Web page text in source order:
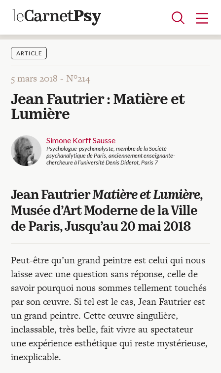
Articles
A la une
Adolescence
Dispositif
Enfance
Périnatalité
Psychanalyse
Psychopathologie
Soin
Dossiers
Auteurs
Blocs-notes
Recherches
Entretiens
Revues
Colloque
Mon panier
ARTICLE
5 mars 2018 -N°214
Jean Fautrier : Matière et
Lumière
Simone Korff Sausse
Psychologue-psychanalyste, membre de la Société
psychanalytique de Paris, anciennement enseignante-
chercheure à l’université Denis Diderot, Paris 7
Jean FautrierMatière et Lumière,
Musée d’Art Moderne de la Ville
de Paris, Jusqu’au 20 mai 2018
Peut-être qu’un grand peintre est celui qui nous
laisse avec une question sans réponse, celle de
savoir pourquoi nous sommes tellement touchés
par son œuvre. Si tel est le cas, Jean Fautrier est
un grand peintre. Cette œuvre singulière,
inclassable, très belle, fait vivre au spectateur
une expérience esthétique qui reste mystérieuse,
inexplicable.